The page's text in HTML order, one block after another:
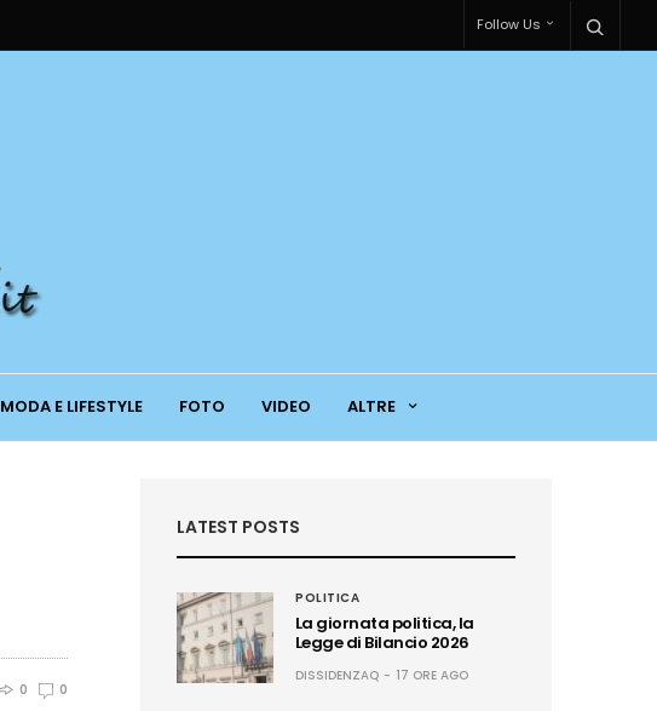
Follow Us
MODA E LIFESTYLE FOTO VIDEO ALTRE
0 0
LATEST POSTS
POLITICA
La giornata politica, la
Legge di Bilancio 2026
DISSIDENZAQ 17 ORE AGO